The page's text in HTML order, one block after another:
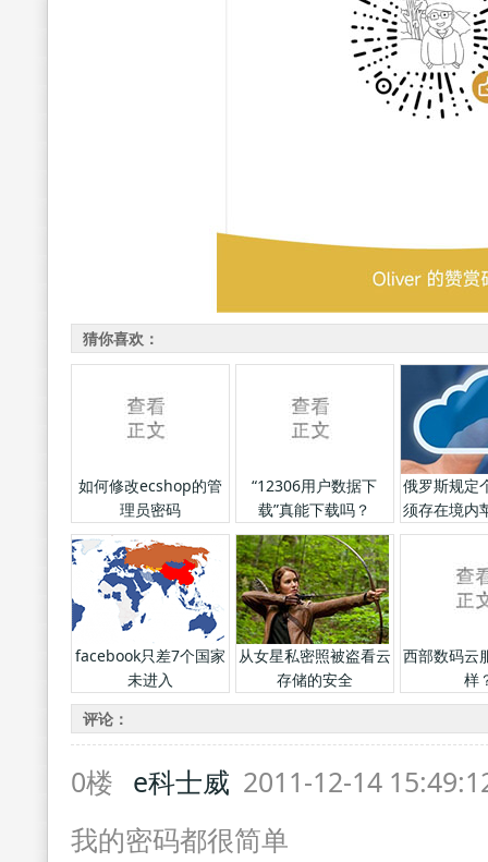
猜你喜欢：
如何修改ecshop的管
理员密码
“12306用户数据下
载”真能下载吗？
俄罗斯规定
须存在境内
影
facebook只差7个国家
未进入
从女星私密照被盗看云
存储的安全
西部数码云
样
评论：
0楼 e科士威 2011-12-14
我的密码都很简单